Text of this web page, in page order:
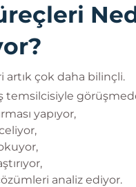
çok daha bilinçli.
temsilcisiyle
yapıyor,
analiz ediyor.